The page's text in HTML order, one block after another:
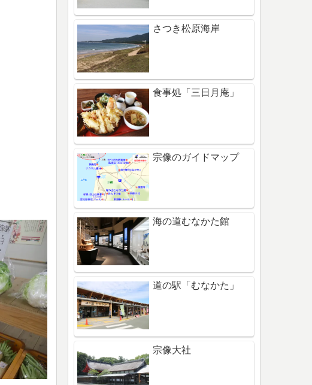
さつき松原海岸
食事処「三日月庵」
宗像のガイドマップ
海の道むなかた館
道の駅「むなかた」
宗像大社